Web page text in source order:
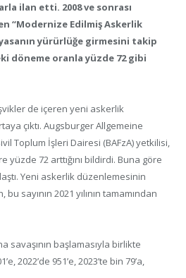
ilan etti. 2008 ve sonrası
“Modernize Edilmiş Askerlik
yürürlüğe girmesini takip
döneme oranla yüzde 72 gibi
de içeren yeni askerlik
çıktı. Augsburger Allgemeine
Toplum İşleri Dairesi (BAFzA) yetkilisi,
yüzde 72 arttığını bildirdi. Buna göre
Yeni askerlik düzenlemesinin
sayının 2021 yılının tamamından
savaşının başlamasıyla birlikte
2022’de 951’e, 2023’te bin 79’a,